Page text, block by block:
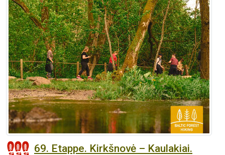
69. Etappe. Kirkšnovė – Kaulakiai.